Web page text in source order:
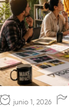
junio 1, 2026